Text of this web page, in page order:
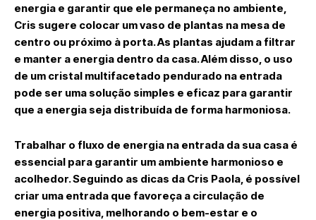
energia e garantir que ele permaneça no ambiente,
Cris sugere colocar umvaso de plantas na mesa de
centro ou próximo à porta. As plantas ajudam a filtrar
e manter a energia dentro da casa. Além disso, o uso
de um cristal multifacetado pendurado na entrada
pode ser uma solução simples e eficaz para garantir
que a energia seja distribuída de forma harmoniosa.
Trabalhar o fluxo de energia na entrada da sua casa é
essencial para garantir um ambiente harmonioso e
acolhedor. Seguindo as dicas da Cris Paola, é possível
criar uma entrada que favoreça a circulação de
energia positiva, melhorando o bem-estar e o